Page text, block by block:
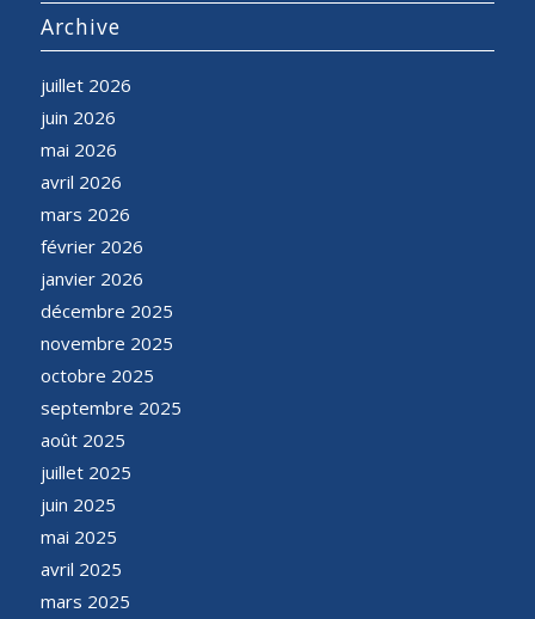
Archive
juillet 2026
juin 2026
mai 2026
avril 2026
mars 2026
février 2026
janvier 2026
décembre 2025
novembre 2025
octobre 2025
septembre 2025
août 2025
juillet 2025
juin 2025
mai 2025
avril 2025
mars 2025